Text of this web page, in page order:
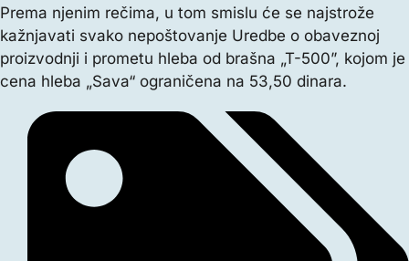
Prema njenim rečima, u tom smislu će se najstrože
kažnjavati svako nepoštovanje Uredbe o obaveznoj
proizvodnji i prometu hleba od brašna „T-500”, kojom je
cena hleba „Sava“ ograničena na 53,50 dinara.